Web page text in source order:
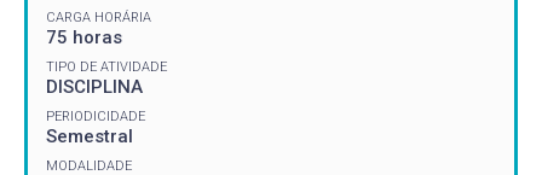
CARGA HORÁRIA
75 horas
TIPO DE ATIVIDADE
DISCIPLINA
PERIODICIDADE
Semestral
MODALIDADE